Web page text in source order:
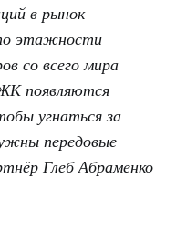
в рынок
этажности
со всего мира
появляются
угнаться за
передовые
Глеб Абраменко